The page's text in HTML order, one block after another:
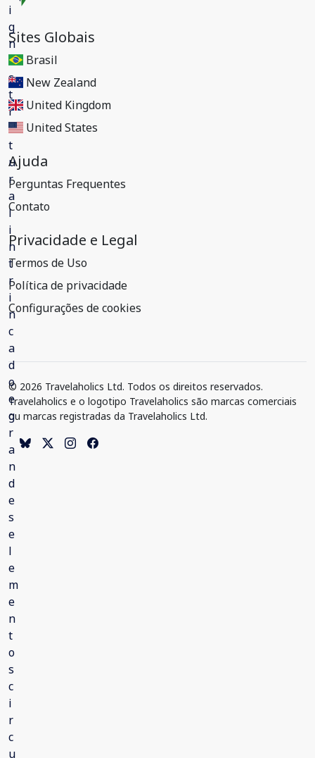
Sites Globais
Brasil
New Zealand
United Kingdom
United States
Ajuda
Perguntas Frequentes
Contato
Privacidade e Legal
Termos de Uso
Política de privacidade
Configurações de cookies
© 2026 Travelaholics Ltd. Todos os direitos reservados.
Travelaholics e o logotipo Travelaholics são marcas comerciais
ou marcas registradas da Travelaholics Ltd.